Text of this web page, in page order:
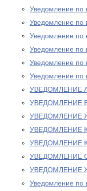
Уведомление по
Уведомление по
Уведомление по
Уведомление по
Уведомление по
Уведомление по
УВЕДОМЛЕНИЕ
УВЕДОМЛЕНИЕ
УВЕДОМЛЕНИЕ
УВЕДОМЛЕНИЕ
УВЕДОМЛЕНИЕ
УВЕДОМЛЕНИЕ
УВЕДОМЛЕНИЕ
Уведомление по